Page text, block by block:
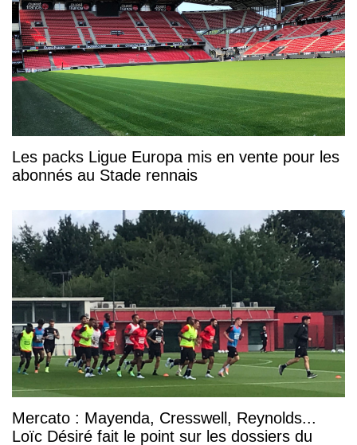
Les packs Ligue Europa mis en vente pour les
abonnés au Stade rennais
Mercato : Mayenda, Cresswell, Reynolds...
Loïc Désiré fait le point sur les dossiers du